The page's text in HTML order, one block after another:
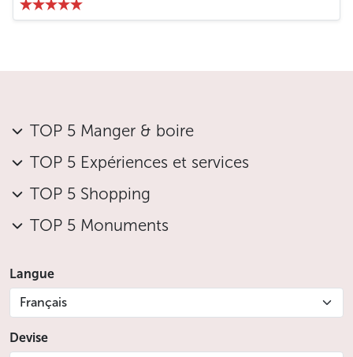
TOP 5 Manger & boire
TOP 5 Expériences et services
TOP 5 Shopping
TOP 5 Monuments
Langue
Français
Devise